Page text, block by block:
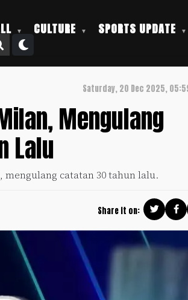
CULTURE SPORTS UPDATE
Saturday, 20 Dec 2025,
Mengulang
Lalu
catatan 30 tahun lalu.
Share it on: